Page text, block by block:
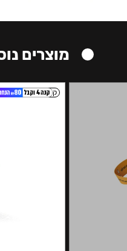
מוצרים
קל